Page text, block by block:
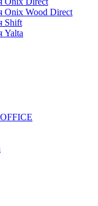
Onix Wood Direct
Shift
Yalta